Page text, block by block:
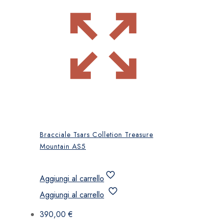
Bracciale Tsars Colletion Treasure
Mountain AS5
Aggiungi al carrello
Aggiungi al carrello
390,00€